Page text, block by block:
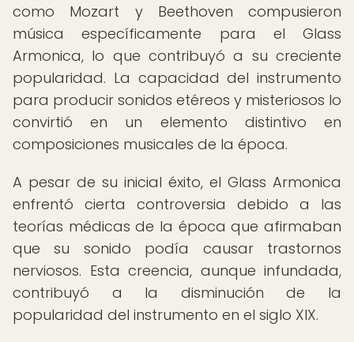
como Mozart y Beethoven compusieron
música específicamente para el Glass
Armonica, lo que contribuyó a su creciente
popularidad. La capacidad del instrumento
para producir sonidos etéreos y misteriosos lo
convirtió en un elemento distintivo en
composiciones musicales de la época.
A pesar de su inicial éxito, el Glass Armonica
enfrentó cierta controversia debido a las
teorías médicas de la época que afirmaban
que su sonido podía causar trastornos
nerviosos. Esta creencia, aunque infundada,
contribuyó a la disminución de la
popularidad del instrumento en el siglo XIX.